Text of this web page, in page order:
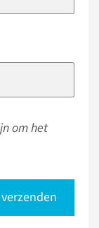
om het
verzenden